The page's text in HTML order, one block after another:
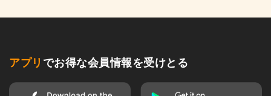
アプリ でお得な会員情報を受けとる